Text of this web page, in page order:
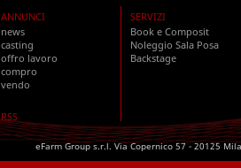
ANNUNCI
news
casting
offro lavoro
compro
vendo
RSS
SERVIZI
Book e Composit
Noleggio Sala Posa
Backstage
eFarm Group s.r.l. Via Copernico 57 - 20125